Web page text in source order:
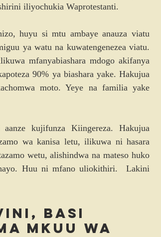
iliyochukia Waprotestanti.
huyu si mtu ambaye anauza viatu
ya watu na kuwatengenezea viatu.
mfanyabiashara mdogo akifanya
90% ya biashara yake. Hakujua
moto. Yeye na familia yake
kujifunza Kiingereza. Hakujua
wa kanisa letu, ilikuwa ni hasara
wetu, alishindwa na mateso huko
Huu ni mfano uliokithiri.  Lakini
basi
mkuu wa